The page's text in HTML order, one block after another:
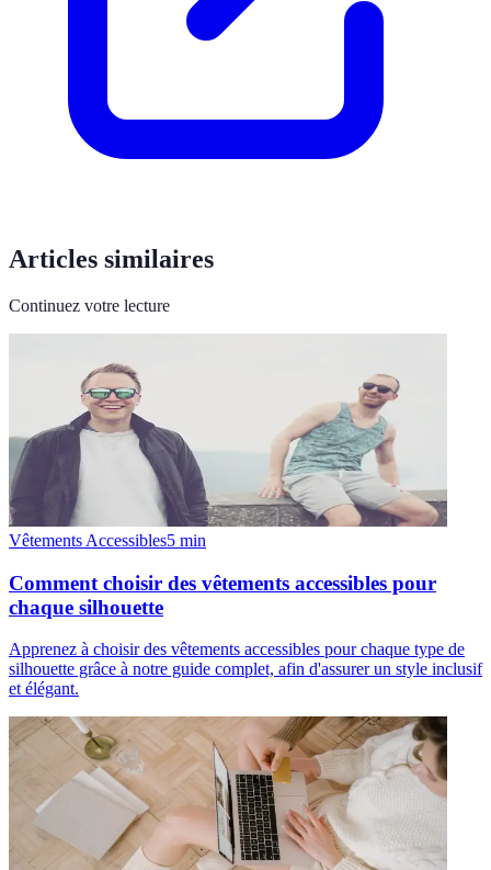
Articles similaires
Continuez votre lecture
Vêtements Accessibles5 min
Comment choisir des vêtements accessibles pour
chaque silhouette
Apprenez à choisir des vêtements accessibles pour chaque type de
silhouette grâce à notre guide complet, afin d'assurer un style inclusif
et élégant.